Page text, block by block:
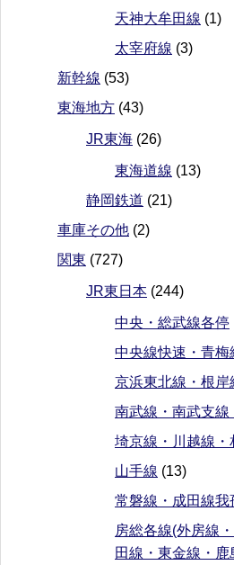
天神大牟田線 (1)
太宰府線 (3)
新幹線 (53)
東海地方 (43)
JR東海 (26)
東海道線 (13)
静岡鉄道 (21)
車庫その他 (2)
関東 (727)
JR東日本 (244)
中央・総武線各停
中央線快速・青梅
京浜東北線・根
南武線・南武支線
埼京線・川越線・
山手線 (13)
常磐線・成田線我
房総各線(外房線
田線・東金線・